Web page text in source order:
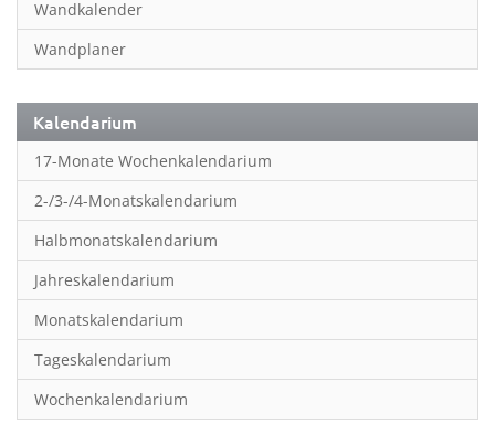
Kinderkalender
Kunst
Länder & Städte
Landschaft & Natur
Lifestyle
Literatur
Manga & Animé
Neutrale Kalender
Partner- & Wandplaner
Planung & Organisation
Wandkalender
Wandplaner
Kalendarium
17-Monate Wochenkalendarium
2-/3-/4-Monatskalendarium
Halbmonatskalendarium
Jahreskalendarium
Monatskalendarium
Tageskalendarium
Wochenkalendarium